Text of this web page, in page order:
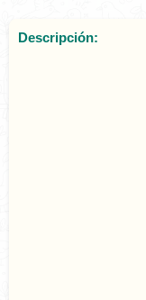
Descripción: